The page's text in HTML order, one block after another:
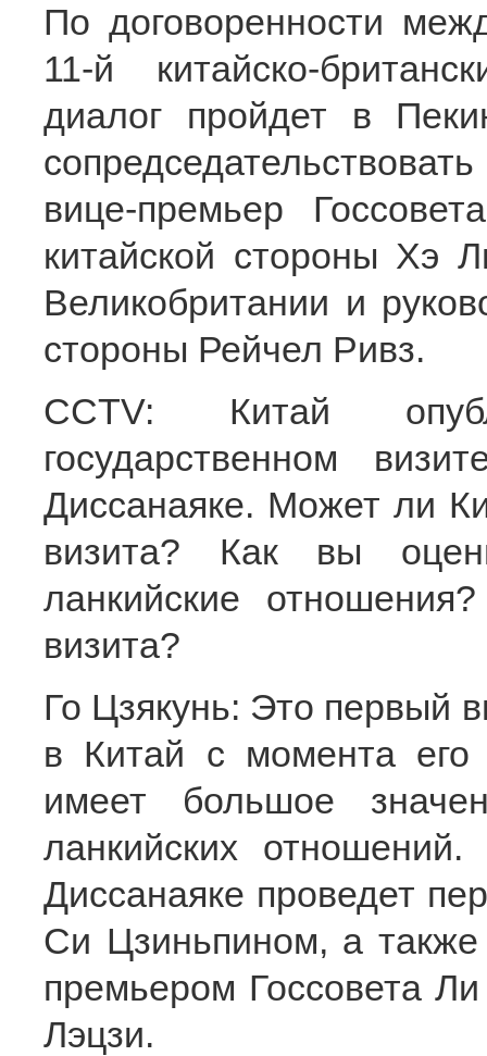
По договоренности
11-й китайско-
диалог пройдет в
вице-премьер
китайской стороны Хэ
Великобритании и
стороны Рейчел Ривз.
CCTV: Китай
государственном
Диссанаяке. Может ли
визита? Как вы
ланкийские
визита?
Го Цзякунь: Это первый
в Китай с момента его
имеет большое
ланкийских
Диссанаяке проведет
Си Цзиньпином, а также
премьером Госсовета
Лэцзи.